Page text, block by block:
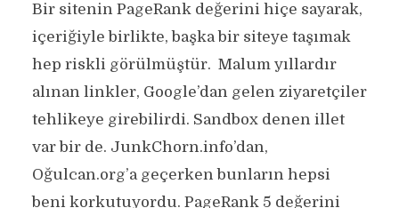
Bir sitenin PageRank değerini hiçe sayarak,
içeriğiyle birlikte, başka bir siteye taşımak
hep riskli görülmüştür. Malum yıllardır
alınan linkler, Google’dan gelen ziyaretçiler
tehlikeye girebilirdi. Sandbox denen illet
var bir de. JunkChorn.info’dan,
Oğulcan.org’a geçerken bunların hepsi
beni korkutuyordu. PageRank 5 değerini